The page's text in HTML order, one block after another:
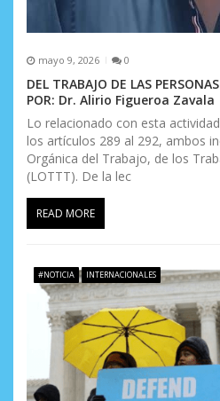
mayo 9, 2026 0
DEL TRABAJO DE LAS
POR: Dr. Alirio Figueroa Zavala
Lo relacionado con esta
los artículos 289 al 292, ambos
Orgánica del Trabajo, de los
(LOTTT). De la lec
READ MORE
#NOTICIA INTERNACIONALES